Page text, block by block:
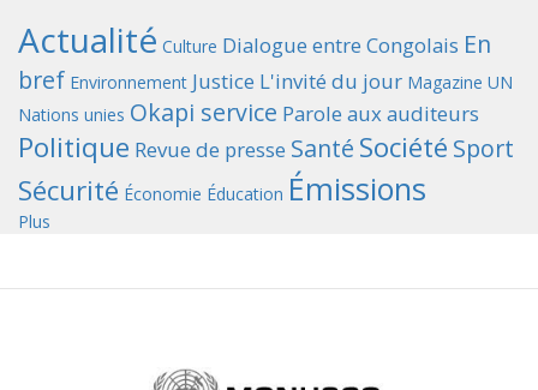
Actualité Culture Dialogue entre Congolais En
bref Environnement Justice L'invité du jour Magazine UN
Nations unies Okapi service Parole aux auditeurs
Politique Revue de presse Santé Société Sport
Sécurité Économie Éducation Émissions
Plus